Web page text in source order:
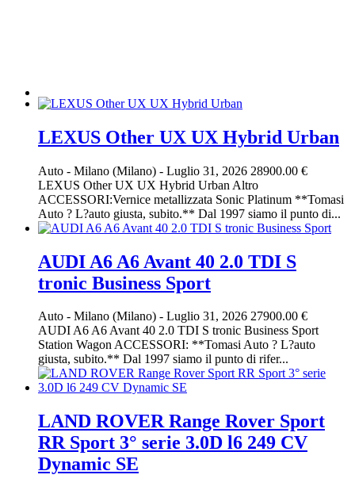
LEXUS Other UX UX Hybrid Urban
Auto - Milano (Milano) - Luglio 31, 2026 28900.00 €
LEXUS Other UX UX Hybrid Urban Altro
ACCESSORI:Vernice metallizzata Sonic Platinum **Tomasi
Auto ? L?auto giusta, subito.** Dal 1997 siamo il punto di...
AUDI A6 A6 Avant 40 2.0 TDI S
tronic Business Sport
Auto - Milano (Milano) - Luglio 31, 2026 27900.00 €
AUDI A6 A6 Avant 40 2.0 TDI S tronic Business Sport
Station Wagon ACCESSORI: **Tomasi Auto ? L?auto
giusta, subito.** Dal 1997 siamo il punto di rifer...
LAND ROVER Range Rover Sport
RR Sport 3° serie 3.0D l6 249 CV
Dynamic SE